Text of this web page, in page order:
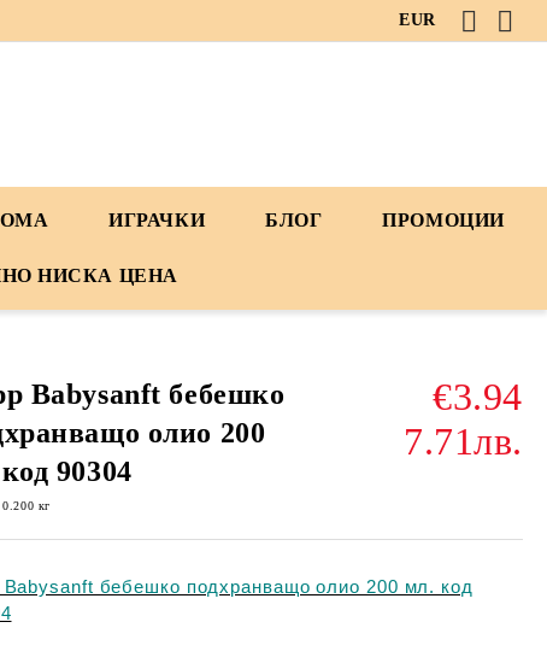
EUR
ИГРАЧКИ БЛОГ ПРОМОЦИИ
НИСКА ЦЕНА
Babysanft бебешко
олио 200
90304
€3.94
7.71лв.
0.200 кг
Babysanft бебешко подхранващо олио 200 мл. код